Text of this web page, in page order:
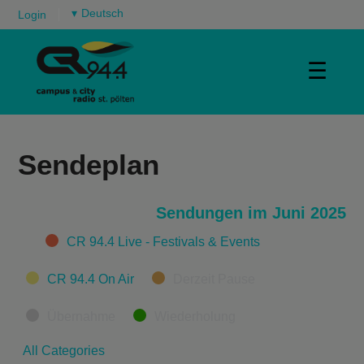
Login ▾
☰
Sendeplan
Sendungen im Juni 2025
CategoriesCR 94.4 Live - Festivals & Events
CR 94.4 On Air
All Categories